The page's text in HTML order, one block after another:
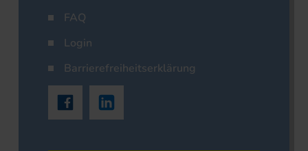
FAQ
Login
Barrierefreiheitserklärung